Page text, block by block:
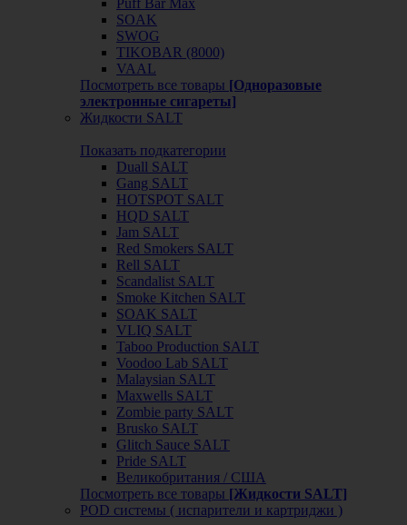
SOAK
SWOG
TIKOBAR (8000)
VAAL
Посмотреть все товары [Одноразовые
электронные сигареты]
Жидкости SALT
Показать подкатегории
Duall SALT
Gang SALT
HOTSPOT SALT
HQD SALT
Jam SALT
Red Smokers SALT
Rell SALT
Scandalist SALT
Smoke Kitchen SALT
SOAK SALT
VLIQ SALT
Taboo Production SALT
Voodoo Lab SALT
Malaysian SALT
Maxwells SALT
Zombie party SALT
Brusko SALT
Glitch Sauce SALT
Pride SALT
Великобритания / США
Посмотреть все товары [Жидкости SALT]
POD системы ( испарители и картриджи )